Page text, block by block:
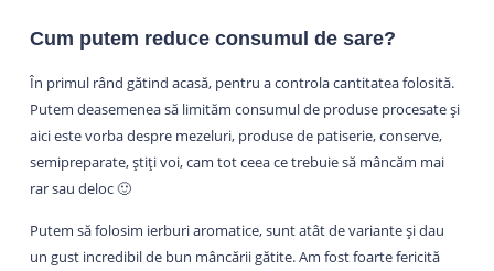
Cum putem reduce consumul de sare?
În primul rând gătind acasă, pentru a controla cantitatea folosită.
Putem deasemenea să limităm consumul de produse procesate și
aici este vorba despre mezeluri, produse de patiserie, conserve,
semipreparate, știți voi, cam tot ceea ce trebuie să mâncăm mai
rar sau deloc 🙂
Putem să folosim ierburi aromatice, sunt atât de variante și dau
un gust incredibil de bun mâncării gătite. Am fost foarte fericită